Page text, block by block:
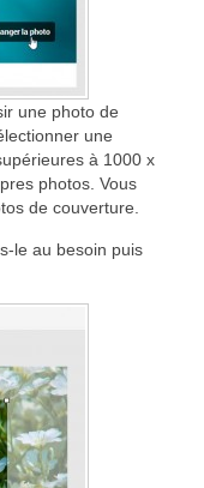
une photo de
une
à 1000 x
photos. Vous
de couverture.
le au besoin puis